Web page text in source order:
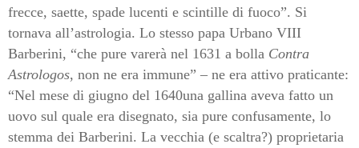
frecce, saette, spade lucenti e scintille di fuoco”. Si
tornava all’astrologia. Lo stesso papa Urbano VIII
Barberini, “che pure varerà nel 1631 a bolla Contra
Astrologos, non ne era immune” – ne era attivo praticante:
“Nel mese di giugno del 1640una gallina aveva fatto un
uovo sul quale era disegnato, sia pure confusamente, lo
stemma dei Barberini. La vecchia (e scaltra?) proprietaria